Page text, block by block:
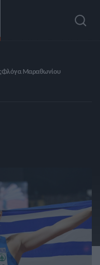
Φλόγα Μαραθωνίου